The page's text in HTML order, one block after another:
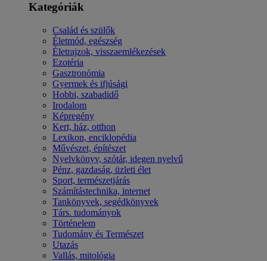
Kategóriák
Család és szülők
Életmód, egészség
Életrajzok, visszaemlékezések
Ezotéria
Gasztronómia
Gyermek és ifjúsági
Hobbi, szabadidő
Irodalom
Képregény
Kert, ház, otthon
Lexikon, enciklopédia
Művészet, építészet
Nyelvkönyv, szótár, idegen nyelvű
Pénz, gazdaság, üzleti élet
Sport, természetjárás
Számítástechnika, internet
Tankönyvek, segédkönyvek
Társ. tudományok
Történelem
Tudomány és Természet
Utazás
Vallás, mitológia